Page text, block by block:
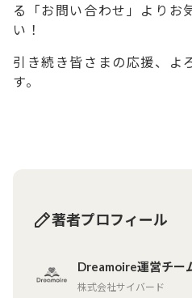
る「お問い合わせ」よりお
い！
引き続き皆さまの応援、よ
す。
著者プロフィール
Dreamoire運営チー
株式会社サイバード